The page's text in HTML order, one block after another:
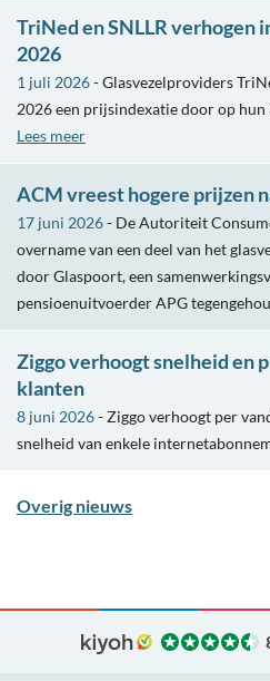
TriNed en SNLLR verhogen
2026
1 juli 2026- Glasvezelproviders
2026 een prijsindexatie door op
Lees meer
ACM vreest hogere prijzen
17 juni 2026- De Autoriteit
overname van een deel van het
door Glaspoort, een
pensioenuitvoerder APG
Ziggo verhoogt snelheid en
klanten
8 juni 2026- Ziggo verhoogt per
snelheid van enkele
Overig nieuws